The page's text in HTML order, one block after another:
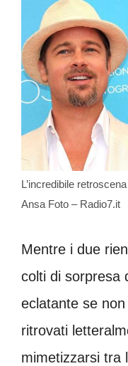
L’incredibile
Ansa Foto – Radio7.it
Mentre i due
colti di sorpresa
eclatante se
ritrovati
mimetizzarsi tra